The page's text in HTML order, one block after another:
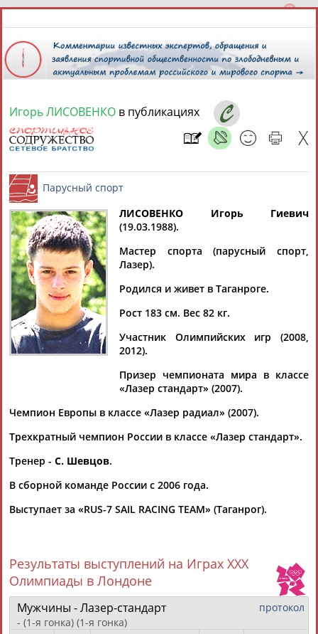
10 августа 2026 года,
СПОРТСМЕНЫ, ТРЕНЕРЫ И СПЕЦИАЛИСТЫ
Найдено: 13181персон Расширенный поиск
Аслаудин
АБАЕВ
Елена
АБАИМОВА
АБАКУМОВА
Юлия
Тамилла
АБАСОВА
Рамазан
АБАЧАРАЕВ
Ростом
АБАШИДЗЕ
Флюра
АББАТЕ-
БУЛАТОВА
Татьяна
АББЯСОВА
АБДИКАРИМОВА
Игорь ЛИСОВЕНКО в публикациях
Парусный спорт
ЛИСОВЕНКО Игорь Гиевич
(19.03.1988).
Мастер спорта (парусный спорт,
Лазер).
Родился и живет в Таганроге.
Рост 183 см. Вес 82 кг.
Участник Олимпийских игр (2008,
2012).
Призер чемпионата мира в классе
«Лазер стандарт» (2007).
Чемпион Европы в классе «Лазер радиал» (2007).
Трехкратный чемпион России в классе «Лазер стандарт».
Тренер - С. Шевцов.
В сборной команде России с 2006 года.
Выступает за «RUS-7 SAIL RACING TEAM» (Таганрог).
Результаты выступлений на Играх XXX
Олимпиады в Лондоне
протокол
Мужчины - Лазер-стандарт
- (1-я гонка) (1-я гонка)